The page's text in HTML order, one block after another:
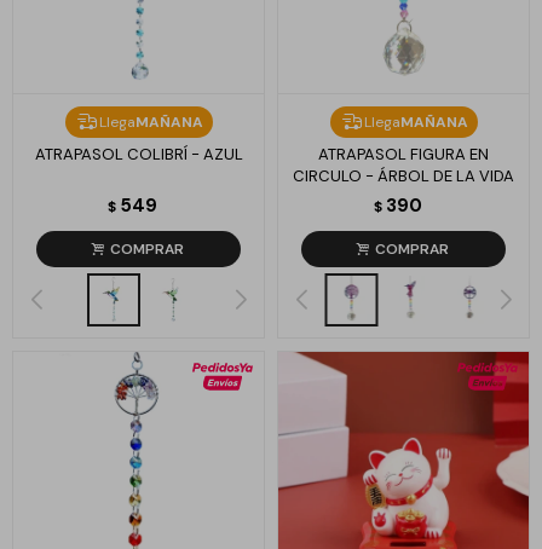
LlegaMAÑANA
ATRAPASOL COLIBRÍ - AZUL
$ 549
LlegaMAÑANA
ATRAPASOL FIGURA EN
CIRCULO - ÁRBOL DE LA VIDA
$ 390